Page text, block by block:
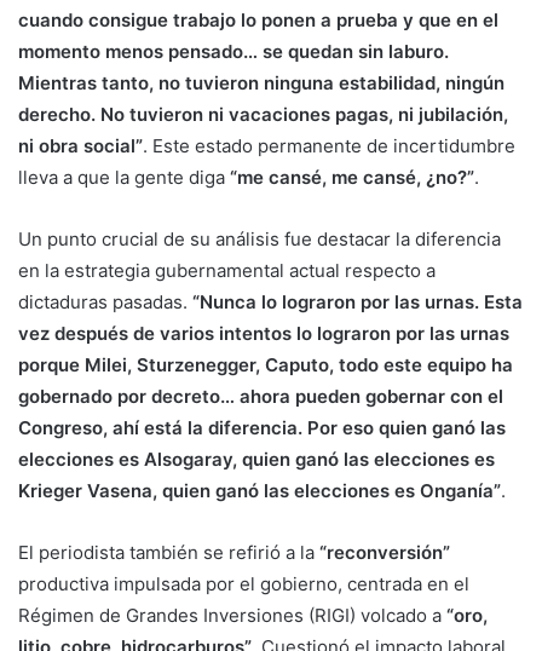
cuando consigue trabajo lo ponen a prueba y que en el
momento menos pensado… se quedan sin laburo.
Mientras tanto, no tuvieron ninguna estabilidad, ningún
derecho. No tuvieron ni vacaciones pagas, ni jubilación,
ni obra social”. Este estado permanente de incertidumbre
lleva a que la gente diga “me cansé, me cansé, ¿no?”.
Un punto crucial de su análisis fue destacar la diferencia
en la estrategia gubernamental actual respecto a
dictaduras pasadas. “Nunca lo lograron por las urnas. Esta
vez después de varios intentos lo lograron por las urnas
porque Milei, Sturzenegger, Caputo, todo este equipo ha
gobernado por decreto… ahora pueden gobernar con el
Congreso, ahí está la diferencia. Por eso quien ganó las
elecciones es Alsogaray, quien ganó las elecciones es
Krieger Vasena, quien ganó las elecciones es Onganía”.
El periodista también se refirió a la “reconversión”
productiva impulsada por el gobierno, centrada en el
Régimen de Grandes Inversiones (RIGI) volcado a “oro,
litio, cobre, hidrocarburos” . Cuestionó el impacto laboral